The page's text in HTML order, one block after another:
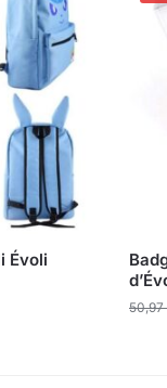
Évoli
50,97